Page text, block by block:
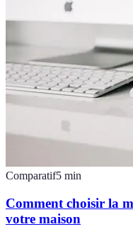
Comparatif5 min
Comment choisir la
votre maison